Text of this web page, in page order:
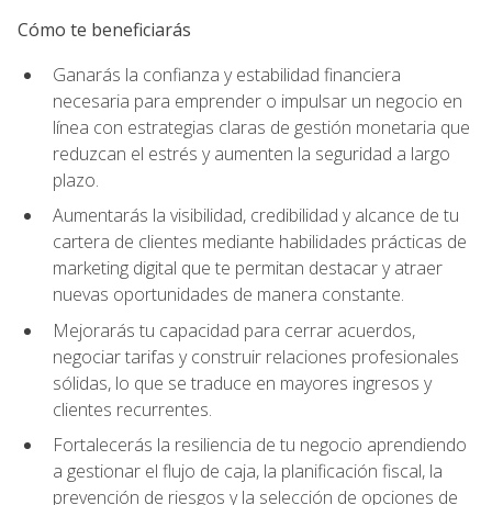
Cómo te beneficiarás
Ganarás la confianza y estabilidad financiera
necesaria para emprender o impulsar un negocio en
línea con estrategias claras de gestión monetaria que
reduzcan el estrés y aumenten la seguridad a largo
plazo.
Aumentarás la visibilidad, credibilidad y alcance de tu
cartera de clientes mediante habilidades prácticas de
marketing digital que te permitan destacar y atraer
nuevas oportunidades de manera constante.
Mejorarás tu capacidad para cerrar acuerdos,
negociar tarifas y construir relaciones profesionales
sólidas, lo que se traduce en mayores ingresos y
clientes recurrentes.
Fortalecerás la resiliencia de tu negocio aprendiendo
a gestionar el flujo de caja, la planificación fiscal, la
prevención de riesgos y la selección de opciones de